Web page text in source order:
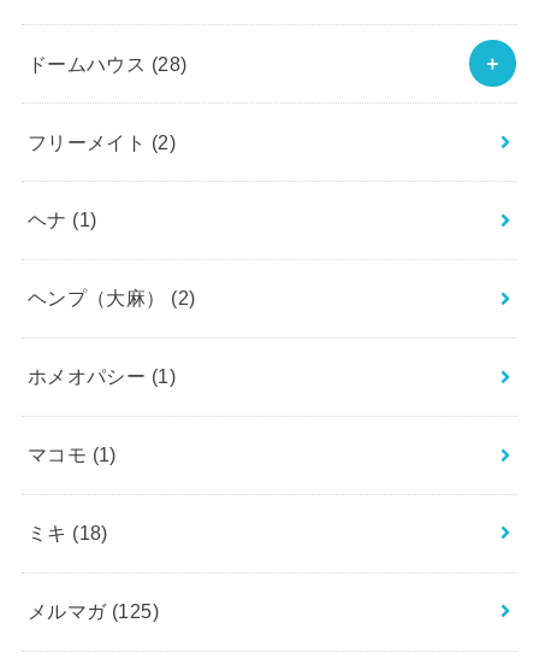
ドームハウス (28)
フリーメイト (2)
ヘナ (1)
ヘンプ（大麻） (2)
ホメオパシー (1)
マコモ (1)
ミキ (18)
メルマガ (125)